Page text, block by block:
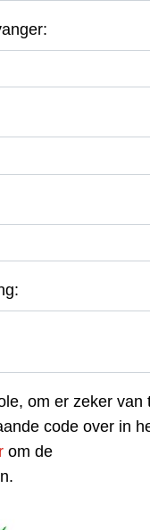
om er zeker
code over in
om de